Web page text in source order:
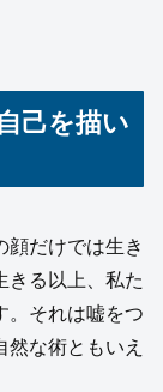
己を描い
顔だけでは生き
きる以上、私た
。それは嘘をつ
な術ともいえ